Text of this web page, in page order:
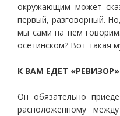
окружающим может
первый, разговорный.
мы сами на нем
осетинском? Вот такая
К ВАМ ЕДЕТ «РЕВИЗОР»
Он обязательно
расположенному